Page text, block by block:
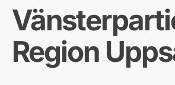
Region